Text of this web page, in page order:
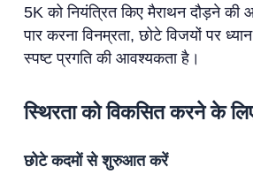
5K को नियंत्रित किए मैराथन दौड़ने की
पार करना विनम्रता, छोटे विजयों पर
स्पष्ट प्रगति की आवश्यकता है।
स्थिरता को विकसित करने के
छोटे कदमों से शुरुआत करें